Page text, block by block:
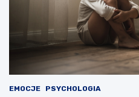
EMOCJE PSYCHOLOGIA